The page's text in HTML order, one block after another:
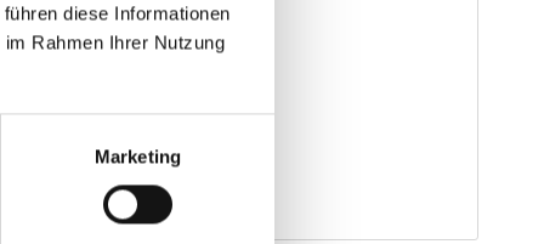
diese Informationen
Rahmen Ihrer Nutzung
Marketing